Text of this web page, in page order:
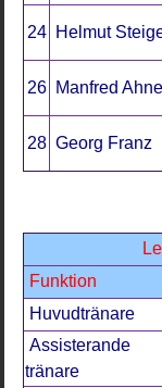
24 Helmut
26 Manfred Ahne
28 Georg Franz
Funktion
Huvudtränare
Assisterande
tränare